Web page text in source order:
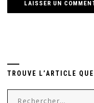
TROUVE L’ARTICLE